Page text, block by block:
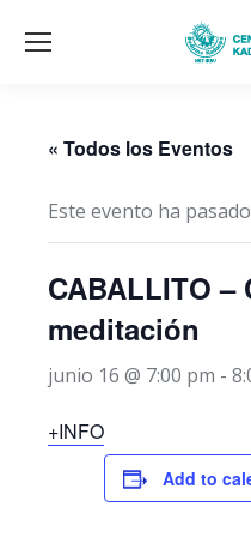
« Todos los Eventos
Este evento ha
CABALLITO –
meditación
junio 16 @ 7:00 pm -
+INFO
Add to